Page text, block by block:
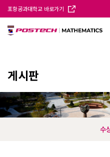
포항공과대학교 바로가기
게시판
수